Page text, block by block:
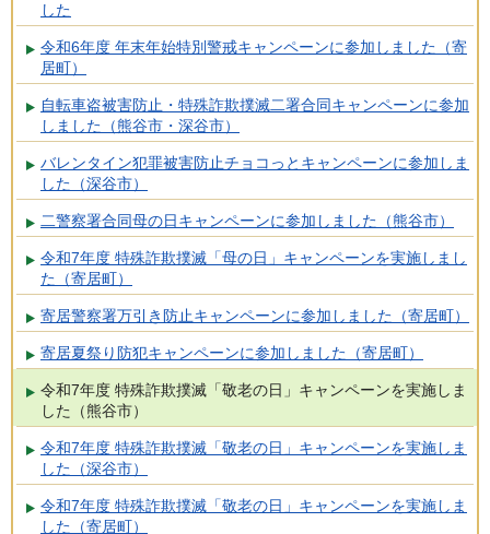
した
令和6年度 年末年始特別警戒キャンペーンに参加しました（寄
居町）
自転車盗被害防止・特殊詐欺撲滅二署合同キャンペーンに参加
しました（熊谷市・深谷市）
バレンタイン犯罪被害防止チョコっとキャンペーンに参加しま
した（深谷市）
二警察署合同母の日キャンペーンに参加しました（熊谷市）
令和7年度 特殊詐欺撲滅「母の日」キャンペーンを実施しまし
た（寄居町）
寄居警察署万引き防止キャンペーンに参加しました（寄居町）
寄居夏祭り防犯キャンペーンに参加しました（寄居町）
令和7年度 特殊詐欺撲滅「敬老の日」キャンペーンを実施しま
した（熊谷市）
令和7年度 特殊詐欺撲滅「敬老の日」キャンペーンを実施しま
した（深谷市）
令和7年度 特殊詐欺撲滅「敬老の日」キャンペーンを実施しま
した（寄居町）